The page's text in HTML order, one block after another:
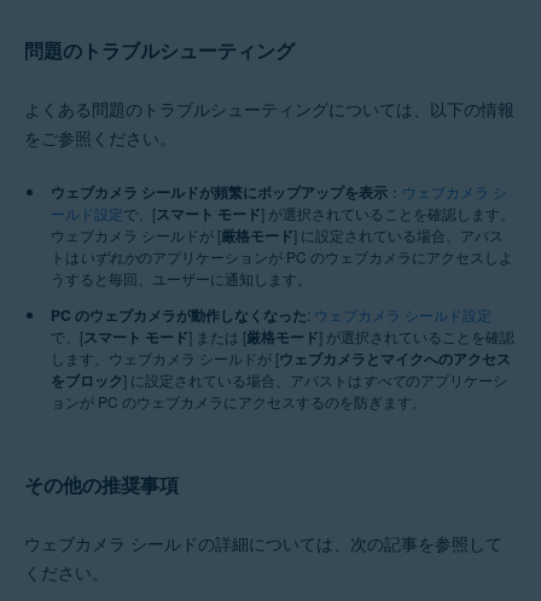
問題のトラブルシューティング
よくある問題のトラブルシューティングについては、以下の情報
をご参照ください。
ウェブカメラ シールドが頻繁にポップアップを表示 ： ウェブカメラ シ
ールド設定で、[スマート モード] が選択されていることを確認します。
ウェブカメラ シールドが [厳格モード] に設定されている場合、アバス
トは いずれかのアプリケーションが PC のウェブカメラにアクセスしよ
うすると毎回、ユーザーに通知します。
PC のウェブカメラが動作しなくなった: ウェブカメラ シールド設定
で、[スマート モード] または [厳格モード] が選択されていることを確認
します。ウェブカメラ シールドが [ウェブカメラとマイクへのアクセス
をブロック] に設定されている場合、アバストは すべてのアプリケーシ
ョンが PC のウェブカメラにアクセスするのを防ぎます。
その他の推奨事項
ウェブカメラ シールドの詳細については、次の記事を参照して
ください。